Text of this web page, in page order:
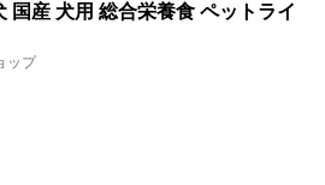
国産 犬用 総合栄養食 ペットライ
ップ